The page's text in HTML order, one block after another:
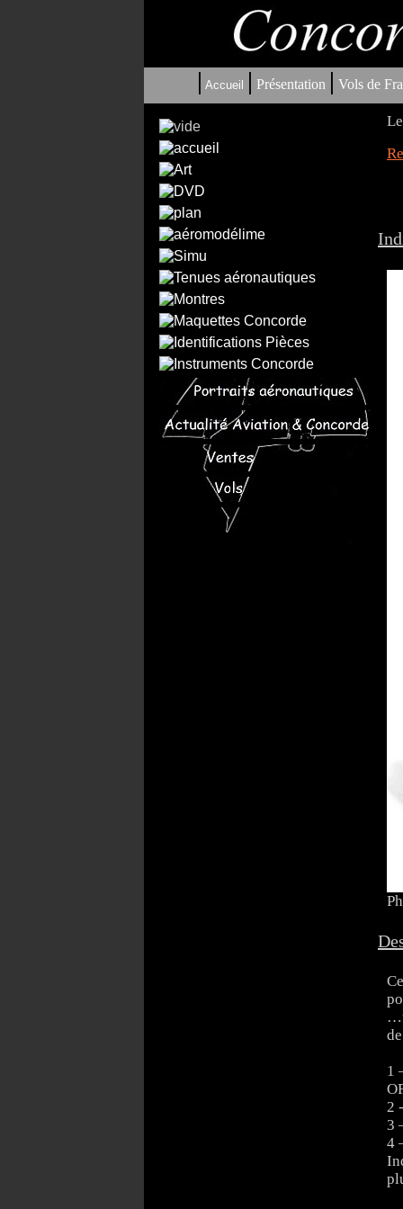
| Accueil | Présentation | Vols de
1
2
3
4